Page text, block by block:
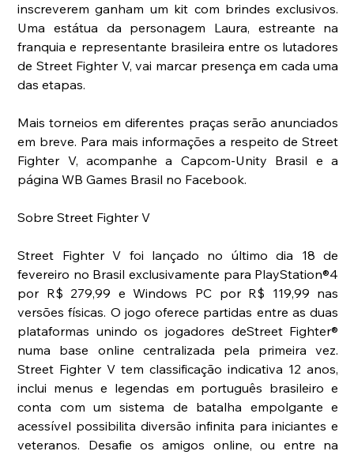
inscreverem ganham um kit com brindes exclusivos.
Uma estátua da personagem Laura, estreante na
franquia e representante brasileira entre os lutadores
de Street Fighter V, vai marcar presença em cada uma
das etapas.
Mais torneios em diferentes praças serão anunciados
em breve. Para mais informações a respeito de Street
Fighter V, acompanhe a Capcom-Unity Brasil e a
página WB Games Brasil no Facebook.
Sobre Street Fighter V
Street Fighter V foi lançado no último dia 18 de
fevereiro no Brasil exclusivamente para PlayStation®4
por R$ 279,99 e Windows PC por R$ 119,99 nas
versões físicas. O jogo oferece partidas entre as duas
plataformas unindo os jogadores deStreet Fighter®
numa base online centralizada pela primeira vez.
Street Fighter V tem classificação indicativa 12 anos,
inclui menus e legendas em português brasileiro e
conta com um sistema de batalha empolgante e
acessível possibilita diversão infinita para iniciantes e
veteranos. Desafie os amigos online, ou entre na